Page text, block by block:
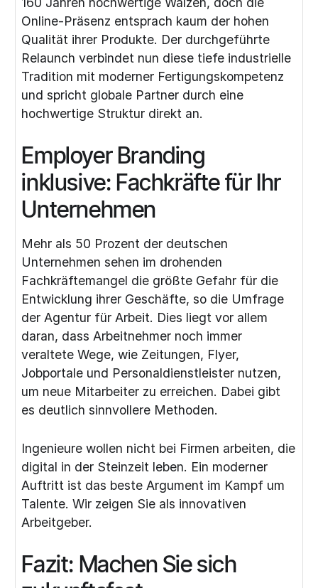
Online-Präsenz entsprach kaum der hohen
Qualität ihrer Produkte. Der durchgeführte
Relaunch verbindet nun diese tiefe industrielle
Tradition mit moderner Fertigungskompetenz
und spricht globale Partner durch eine
hochwertige Struktur direkt an.
Employer Branding
inklusive: Fachkräfte für Ihr
Unternehmen
Mehr als 50 Prozent der deutschen
Unternehmen sehen im drohenden
Fachkräftemangel die größte Gefahr für die
Entwicklung ihrer Geschäfte, so die Umfrage
der Agentur für Arbeit. Dies liegt vor allem
daran, dass Arbeitnehmer noch immer
veraltete Wege, wie Zeitungen, Flyer,
Jobportale und Personaldienstleister nutzen,
um neue Mitarbeiter zu erreichen. Dabei gibt
es deutlich sinnvollere Methoden.
Ingenieure wollen nicht bei Firmen arbeiten, die
digital in der Steinzeit leben. Ein moderner
Auftritt ist das beste Argument im Kampf um
Talente. Wir zeigen Sie als innovativen
Arbeitgeber.
Fazit: Machen Sie sich